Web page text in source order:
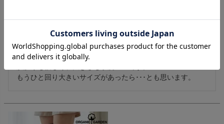
投稿日 2018/11/12
ハンカチとしてだけではなく、外出する時にいろいろな小物
を包む為に購入しました。
もうひと回り大きいサイズがあったら･･･とも思います。